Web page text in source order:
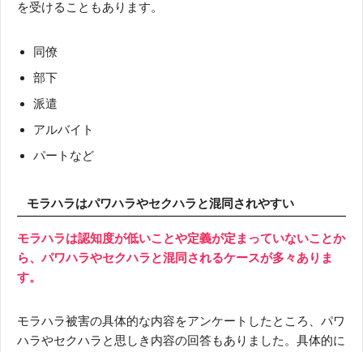
を受けることもあります。
同僚
部下
派遣
アルバイト
パートなど
モラハラはパワハラやセクハラと混同されやすい
モラハラは認知度が低いことや定義が定まっていないことか
ら、パワハラやセクハラと混同されるケースが多々ありま
す。
モラハラ被害の具体的な内容をアンケートしたところ、パワ
ハラやセクハラと思しき内容の回答もありました。具体的に